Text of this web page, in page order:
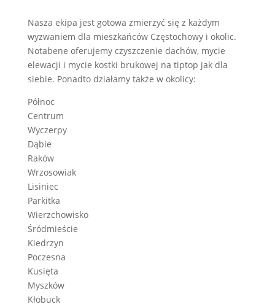
Nasza ekipa jest gotowa zmierzyć się z każdym
wyzwaniem dla mieszkańców Częstochowy i okolic.
Notabene oferujemy czyszczenie dachów, mycie
elewacji i mycie kostki brukowej na tiptop jak dla
siebie. Ponadto działamy także w okolicy:
Północ
Centrum
Wyczerpy
Dąbie
Raków
Wrzosowiak
Lisiniec
Parkitka
Wierzchowisko
Śródmieście
Kiedrzyn
Poczesna
Kusięta
Myszków
Kłobuck